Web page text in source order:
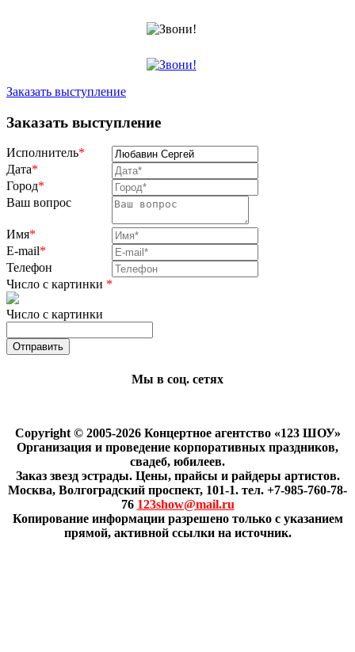
Заказать выступление
Заказать выступление
Исполнитель*
Дата*
Город*
Ваш вопрос
Имя*
E-mail*
Телефон
Число с картинки *
Число с картинки
Мы в соц. сетях
Copyright © 2005-2026 Концертное агентство «123 ШОУ»
Организация и проведение корпоративных праздников,
свадеб, юбилеев.
Заказ звезд эстрады. Цены, прайсы и райдеры артистов.
Москва, Волгоградский проспект, 101-1. тел. +7-985-760-78-
76 123show@mail.ru
Копирование информации разрешено только с указанием
прямой, активной ссылки на источник.